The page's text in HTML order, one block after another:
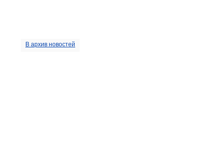
В архив новостей